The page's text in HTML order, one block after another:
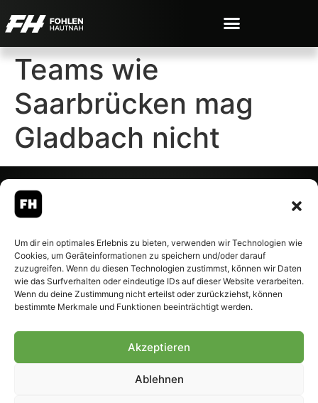
Um dir ein optimales Erlebnis zu bieten, verwenden wir Technologien wie
Cookies, um Geräteinformationen zu speichern und/oder darauf
zuzugreifen. Wenn du diesen Technologien zustimmst, können wir Daten
wie das Surfverhalten oder eindeutige IDs auf dieser Website verarbeiten.
Wenn du deine Zustimmung nicht erteilst oder zurückziehst, können
bestimmte Merkmale und Funktionen beeinträchtigt werden.
Akzeptieren
Ablehnen
Teams wie
Saarbrücken mag
Gladbach nicht
– Alle rechte vorbehalten.
Fohlen-Hautnah.de ist ein
offiziell eingetragenes Magazin
bei der Deutschen
Nationalbibliothek (ISSN 1868-
Weiterverarbeitung, auch
Genehmigung.